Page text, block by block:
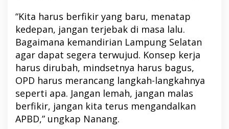
“Kita harus berfikir yang baru, menatap
kedepan, jangan terjebak di masa lalu.
Bagaimana kemandirian Lampung Selatan
agar dapat segera terwujud. Konsep kerja
harus dirubah, mindsetnya harus bagus,
OPD harus merancang langkah-langkahnya
seperti apa. Jangan lemah, jangan malas
berfikir, jangan kita terus mengandalkan
APBD,” ungkap Nanang.